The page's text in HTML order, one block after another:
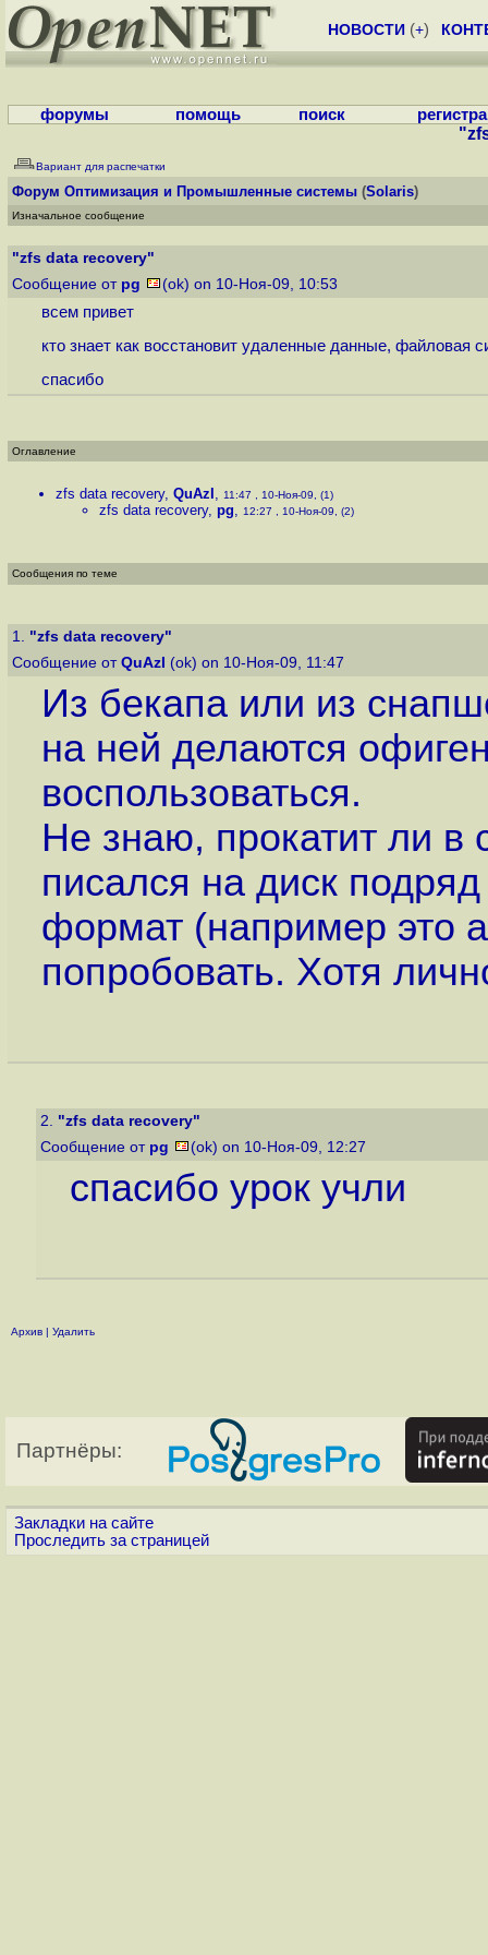
НОВОСТИ (+)
форумы помощь поиск
Вариант для распечатки
Форум Оптимизация и Промышленные системы (Solaris)
Изначальное сообщение
"zfs data recovery"
Сообщение от pg (ok) on 10-Ноя-09, 10:53
всем привет
кто знает как восстановит удаленные данные, файловая
спасибо
Оглавление
zfs data recovery, QuAzI , 11:47 , 10-Ноя-09, (1)
zfs data recovery, pg, 12:27 , 10-Ноя-09, (2)
Сообщения по теме
1. "zfs data recovery"
Сообщение от QuAzI (ok) on 10-Ноя-09, 11:47
Из бекапа или из
на ней делаются
воспользоваться.
Не знаю, прокатит ли в
писался на диск
формат (например это
попробовать. Хотя
2. "zfs data recovery"
Сообщение от pg (ok) on 10-Ноя-09, 12:27
спасибо урок учли
Архив | Удалить
Партнёры:
Закладки на сайте
Проследить за страницей